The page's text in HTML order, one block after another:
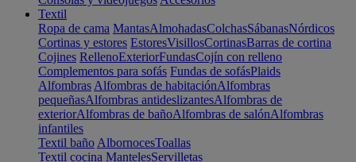
Textil
Ropa de cama MantasAlmohadasColchasSábanasNórdicos
Cortinas y estores EstoresVisillosCortinasBarras de cortina
Cojines RellenoExteriorFundasCojín con relleno
Complementos para sofás Fundas de sofásPlaids
Alfombras Alfombras de habitaciónAlfombras
pequeñasAlfombras antideslizantesAlfombras de
exteriorAlfombras de bañoAlfombras de salónAlfombras
infantiles
Textil baño AlbornocesToallas
Textil cocina MantelesServilletas